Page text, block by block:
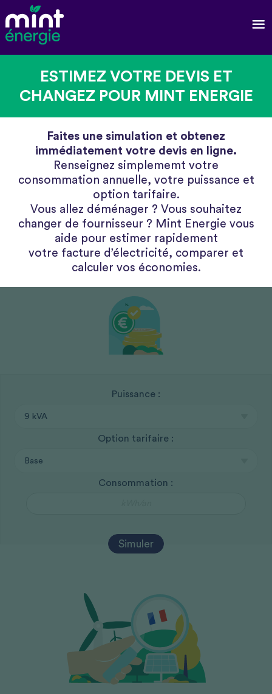
ESTIMEZ VOTRE DEVIS ET
CHANGEZ POUR MINT ENERGIE
Faites une simulation et obtenez
immédiatement votre devis en ligne.
Renseignez simplememt votre
consommation annuelle, votre puissance et
option tarifaire.
Vous allez déménager ? Vous souhaitez
changer de fournisseur ? Mint Energie vous
aide pour estimer rapidement
votre facture d’électricité, comparer et
calculer vos économies.
Puissance :
Option tarifaire :
Consommation :